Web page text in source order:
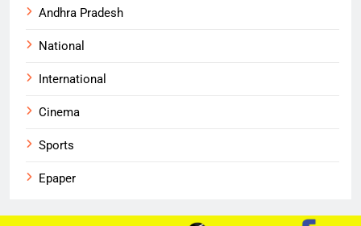
Andhra Pradesh
National
International
Cinema
Sports
Epaper